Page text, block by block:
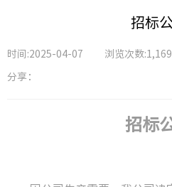
招标
时间:2025-04-07 浏览次数:1,169
分享：
招标